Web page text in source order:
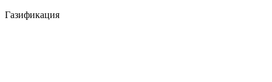
Газификация